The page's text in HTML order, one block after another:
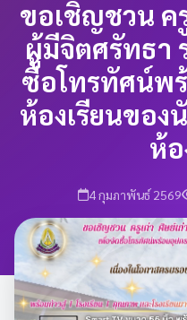
ขอเชิญชวน ค
ผู้มีจิตศรัทธา
ซื้อโทรทัศน์พ
ห้องเรียนของ
ห้อ
4 กุมภาพันธ์ 2569